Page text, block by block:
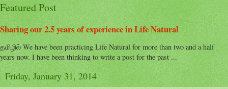
Featured Post
Sharing our 2.5 years of experience in Life Natural
தமிழில் We have been practicing Life Natural for more than two and a half
years now. I have been thinking to write a post for the past ...
Friday, January 31, 2014